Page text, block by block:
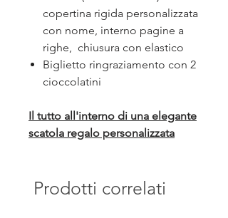
copertina rigida personalizzata
con nome, interno pagine a
righe, chiusura con elastico
Biglietto ringraziamento con 2
cioccolatini
Il tutto all'interno di una elegante
scatola regalo personalizzata
Prodotti correlati